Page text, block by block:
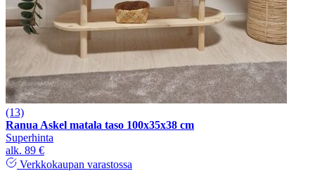
(13)
Ranua Askel matala taso 100x35x38 cm
Superhinta
alk. 89 €
Verkkokaupan varastossa